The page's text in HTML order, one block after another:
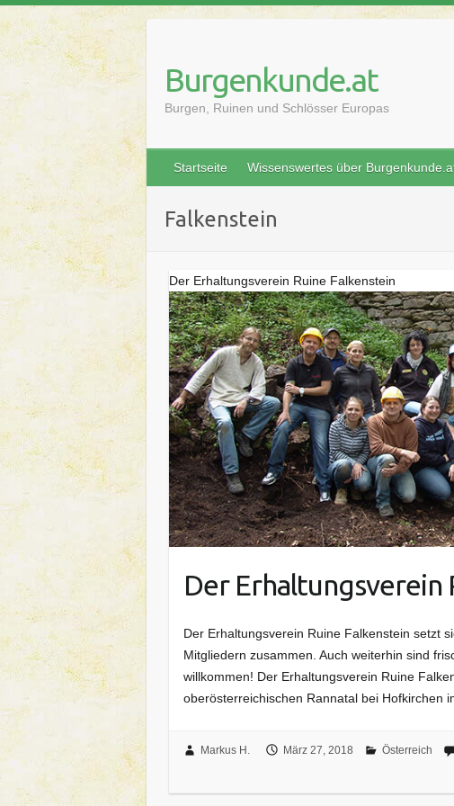
content
Burgenkunde.at
Burgen, Ruinen und Schlösser Europas
Startseite Wissenswertes über
Falkenstein
Der Erhaltungsverein Ruine Falkenstein
Der Erhaltungsverein
Der Erhaltungsverein Ruine Falkenstein setzt
Mitgliedern zusammen. Auch weiterhin sind
willkommen! Der Erhaltungsverein Ruine
oberösterreichischen Rannatal bei Hofkirchen
Markus H. März 27, 2018 Österreich